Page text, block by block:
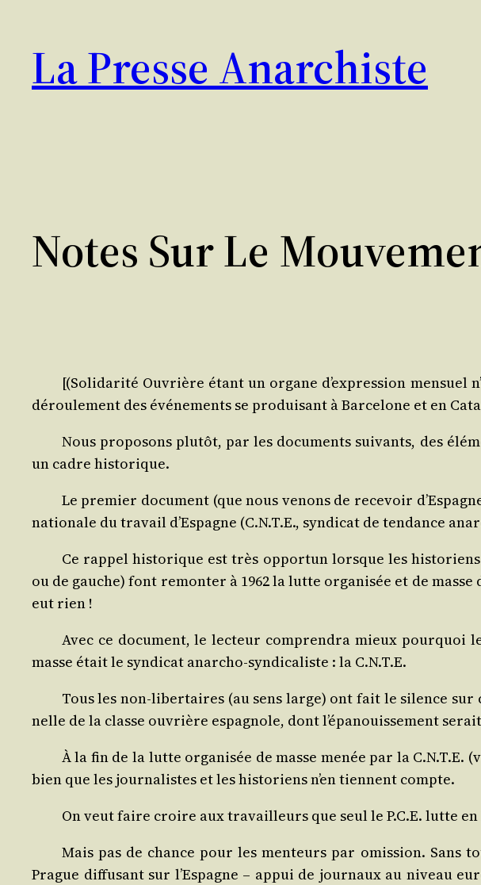
contenu
La Presse Anarchiste
Notes Sur Le
[(Soli­da­ri­té Ouvrière étant un organe d’expression men­suel
dérou­le­ment des évé­ne­ments se pro­dui­sant à Bar­ce­lone et en
Nous pro­po­sons plu­tôt, par les docu­ments sui­vants, des
un cadre historique.
Le pre­mier docu­ment (que nous venons de rece­voir
natio­nale du tra­vail d’Espagne (C.N.T.E., syn­di­cat de ten­dance
Ce rap­pel his­to­rique est très oppor­tun lorsque les
ou de gauche) font remon­ter à 1962 la lutte orga­ni­sée et de
eut rien !
Avec ce docu­ment, le lec­teur com­pren­dra mieux pour­quoi
masse était le syn­di­cat anar­cho-syn­di­ca­liste : la C.N.T.E.
Tous les non-liber­taires (au sens large) ont fait le silence
nelle de la classe ouvrière espa­gnole, dont l’épanouissement
À la fin de la lutte orga­ni­sée de masse menée par la C.N.T.E.
bien que les jour­na­listes et les his­to­riens n’en tiennent compte.
On veut faire croire aux tra­vailleurs que seul le P.C.E. lutte
Mais pas de chance pour les men­teurs par omis­sion. Sans
Prague dif­fu­sant sur l’Espagne – appui de jour­naux au niveau